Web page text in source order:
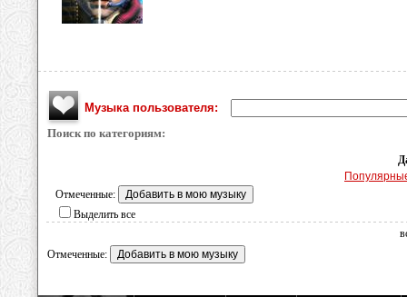
Музыка пользователя:
Поиск по категориям:
Отмеченные:
Выделить все
Отмеченные: